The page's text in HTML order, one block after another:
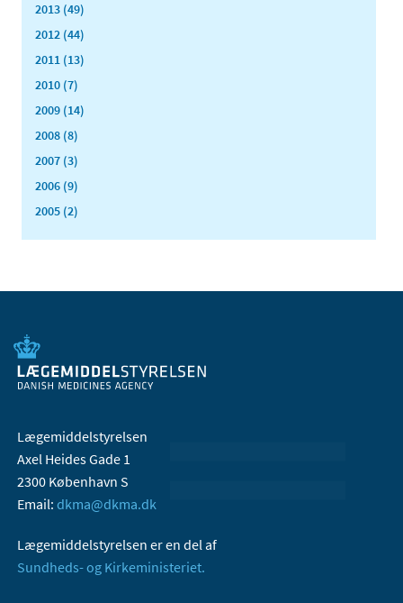
2013 (49)
2012 (44)
2011 (13)
2010 (7)
2009 (14)
2008 (8)
2007 (3)
2006 (9)
2005 (2)
Lægemiddelstyrelsen
Axel Heides Gade 1
2300 København S
Email: dkma@dkma.dk
Lægemiddelstyrelsen er en del af
Sundheds- og Kirkeministeriet.